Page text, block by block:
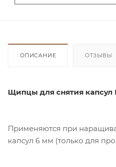
ОПИСАНИЕ ОТЗЫВЫ
Щипцы для снятия капсул
Применяются при
капсул 6 мм (только для